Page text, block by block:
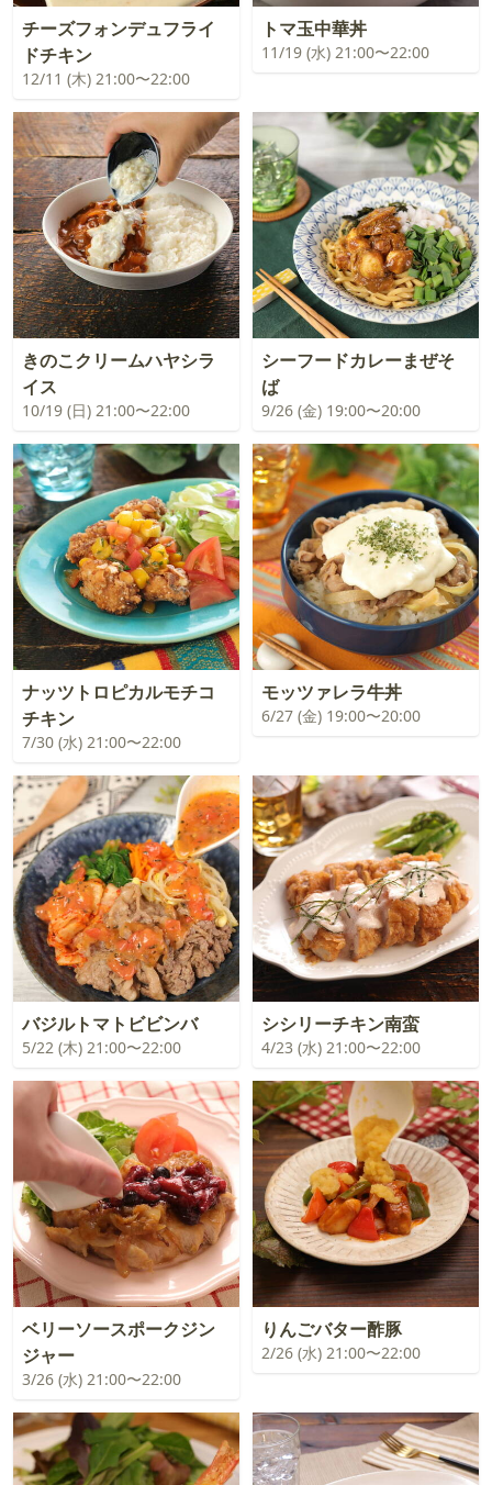
チーズフォンデュフライ
ドチキン
12/11 (木) 21:00〜22:00
トマ玉中華丼
11/19 (水) 21:00〜22:00
きのこクリームハヤシラ
イス
10/19 (日) 21:00〜22:00
シーフードカレーまぜそ
ば
9/26 (金) 19:00〜20:00
ナッツトロピカルモチコ
チキン
7/30 (水) 21:00〜22:00
モッツァレラ牛丼
6/27 (金) 19:00〜20:00
バジルトマトビビンバ
5/22 (木) 21:00〜22:00
シシリーチキン南蛮
4/23 (水) 21:00〜22:00
ベリーソースポークジン
ジャー
3/26 (水) 21:00〜22:00
りんごバター酢豚
2/26 (水) 21:00〜22:00